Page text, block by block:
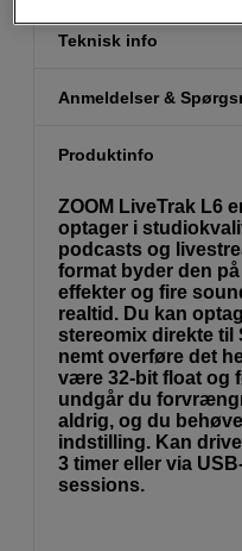
Teknisk info
Anmeldelser &
Produktinfo
ZOOM LiveTrak L6
optager i
podcasts og
format byder den
effekter og fire
realtid. Du kan
stereomix direkte til
nemt overføre det
være 32-bit float og
undgår du
aldrig, og du
indstilling. Kan
3 timer eller via
sessions.